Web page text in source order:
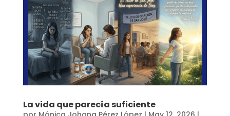
La vida que parecía suficiente